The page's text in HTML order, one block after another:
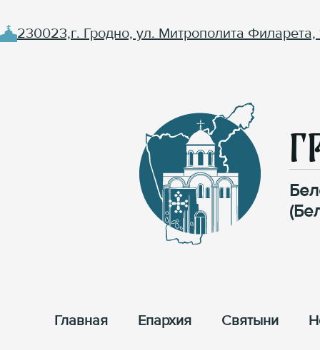
230023,г. Гродно, ул. Митрополита Филарета,
Главная Епархия Cвятыни